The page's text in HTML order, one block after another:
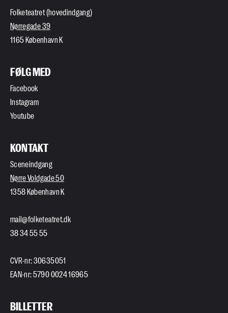
Folketeatret (hovedindgang)
Nørregade 39
1165 København K
FØLG MED
Facebook
Instagram
Youtube
KONTAKT
Sceneindgang
Nørre Voldgade 50
1358 København K
mail@folketeatret.dk
38 34 55 55
CVR-nr: 30635051
EAN-nr: 5790 0024 16965
BILLETTER